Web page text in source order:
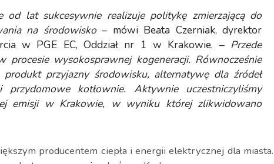
od lat sukcesywnie realizuje politykę zmierzającą do
na środowisko– mówi Beata Czerniak, dyrektor
w PGE EC, Oddział nr 1 w Krakowie. –Przede
procesie wysokosprawnej kogeneracji. Równocześnie
przyjazny środowisku, alternatywę dla źródeł
kotłownie. Aktywnie uczestniczyliśmy
emisji w Krakowie, w wyniku której zlikwidowano
producentem ciepła i energii elektrycznej dla miasta.